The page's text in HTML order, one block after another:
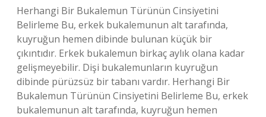
Herhangi Bir Bukalemun Türünün Cinsiyetini
Belirleme Bu, erkek bukalemunun alt tarafında,
kuyruğun hemen dibinde bulunan küçük bir
çıkıntıdır. Erkek bukalemun birkaç aylık olana kadar
gelişmeyebilir. Dişi bukalemunların kuyruğun
dibinde pürüzsüz bir tabanı vardır. Herhangi Bir
Bukalemun Türünün Cinsiyetini Belirleme Bu, erkek
bukalemunun alt tarafında, kuyruğun hemen